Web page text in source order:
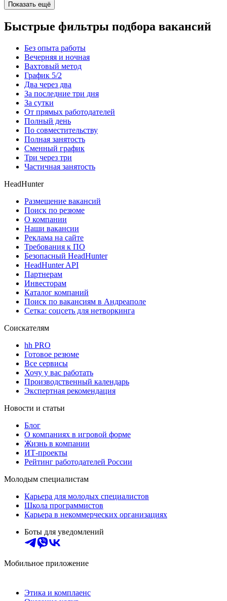
Показать ещё
Быстрые фильтры подбора вакансий
Без опыта работы
Вечерняя и ночная
Вахтовый метод
График 5/2
Два через два
За последние три дня
За сутки
От прямых работодателей
Полный день
По совместительству
Полная занятость
Сменный график
Три через три
Частичная занятость
HeadHunter
Размещение вакансий
Поиск по резюме
О компании
Наши вакансии
Реклама на сайте
Требования к ПО
Безопасный HeadHunter
HeadHunter API
Партнерам
Инвесторам
Каталог компаний
Поиск по вакансиям в Андреаполе
Сетка: соцсеть для нетворкинга
Соискателям
hh PRO
Готовое резюме
Все сервисы
Хочу у вас работать
Производственный календарь
Экспертная рекомендация
Новости и статьи
Блог
О компаниях в игровой форме
Жизнь в компании
ИТ-проекты
Рейтинг работодателей России
Молодым специалистам
Карьера для молодых специалистов
Школа программистов
Карьера в некоммерческих организациях
Боты для уведомлений
Мобильное приложение
Этика и комплаенс